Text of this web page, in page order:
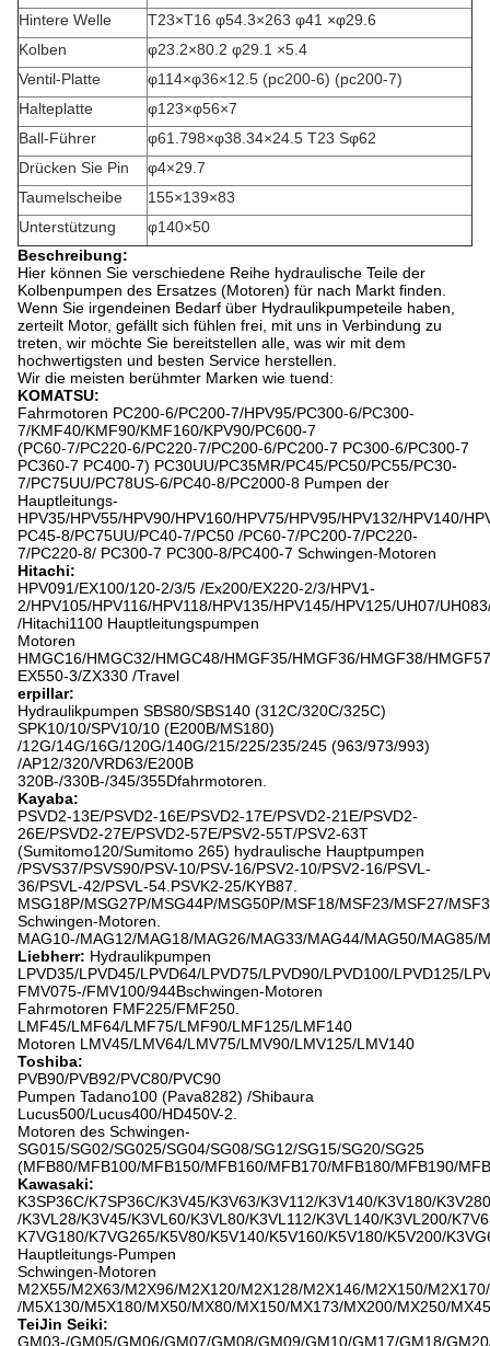
Hintere Welle
T23×T16 φ54.3×263 φ41 ×φ29.6
Kolben
φ23.2×80.2 φ29.1 ×5.4
Ventil-Platte
φ114×φ36×12.5 (pc200-6) (pc200-7)
Halteplatte
φ123×φ56×7
Ball-Führer
φ61.798×φ38.34×24.5 T23 Sφ62
Drücken Sie Pin
φ4×29.7
Taumelscheibe
155×139×83
Unterstützung
φ140×50
Beschreibung:
Hier können Sie verschiedene Reihe hydraulische Teile der
Kolbenpumpen des Ersatzes (Motoren) für nach Markt finden.
Wenn Sie irgendeinen Bedarf über Hydraulikpumpeteile haben,
zerteilt Motor, gefällt sich fühlen frei, mit uns in Verbindung zu
treten, wir möchte Sie bereitstellen alle, was wir mit dem
hochwertigsten und besten Service herstellen.
Wir die meisten berühmter Marken wie tuend:
KOMATSU:
Fahrmotoren PC200-6/PC200-7/HPV95/PC300-6/PC300-
7/KMF40/KMF90/KMF160/KPV90/PC600-7
(PC60-7/PC220-6/PC220-7/PC200-6/PC200-7 PC300-6/PC300-7
PC360-7 PC400-7) PC30UU/PC35MR/PC45/PC50/PC55/PC30-
7/PC75UU/PC78US-6/PC40-8/PC2000-8 Pumpen der
Hauptleitungs-
HPV35/HPV55/HPV90/HPV160/HPV75/HPV95/HPV132/HPV140/
PC45-8/PC75UU/PC40-7/PC50 /PC60-7/PC200-7/PC220-
7/PC220-8/ PC300-7 PC300-8/PC400-7 Schwingen-Motoren
Hitachi:
HPV091/EX100/120-2/3/5 /Ex200/EX220-2/3/HPV1-
2/HPV105/HPV116/HPV118/HPV135/HPV145/HPV125/UH07/
/Hitachi1100 Hauptleitungspumpen
Motoren
HMGC16/HMGC32/HMGC48/HMGF35/HMGF36/HMGF38/
EX550-3/ZX330 /Travel
erpillar:
Hydraulikpumpen SBS80/SBS140 (312C/320C/325C)
SPK10/10/SPV10/10 (E200B/MS180)
/12G/14G/16G/120G/140G/215/225/235/245 (963/973/993)
/AP12/320/VRD63/E200B
320B-/330B-/345/355Dfahrmotoren.
Kayaba:
PSVD2-13E/PSVD2-16E/PSVD2-17E/PSVD2-21E/PSVD2-
26E/PSVD2-27E/PSVD2-57E/PSV2-55T/PSV2-63T
(Sumitomo120/Sumitomo 265) hydraulische Hauptpumpen
/PSVS37/PSVS90/PSV-10/PSV-16/PSV2-10/PSV2-16/PSVL-
36/PSVL-42/PSVL-54.PSVK2-25/KYB87.
MSG18P/MSG27P/MSG44P/MSG50P/MSF18/MSF23/MSF27/
Schwingen-Motoren.
MAG10-/MAG12/MAG18/MAG26/MAG33/MAG44/MAG50/
Liebherr: Hydraulikpumpen
LPVD35/LPVD45/LPVD64/LPVD75/LPVD90/LPVD100/LPVD125/
FMV075-/FMV100/944Bschwingen-Motoren
Fahrmotoren FMF225/FMF250.
LMF45/LMF64/LMF75/LMF90/LMF125/LMF140
Motoren LMV45/LMV64/LMV75/LMV90/LMV125/LMV140
Toshiba:
PVB90/PVB92/PVC80/PVC90
Pumpen Tadano100 (Pava8282) /Shibaura
Lucus500/Lucus400/HD450V-2.
Motoren des Schwingen-
SG015/SG02/SG025/SG04/SG08/SG12/SG15/SG20/SG25
(MFB80/MFB100/MFB150/MFB160/MFB170/MFB180/MFB190/
Kawasaki:
K3SP36C/K7SP36C/K3V45/K3V63/K3V112/K3V140/K3V180/K3V280
/K3VL28/K3V45/K3VL60/K3VL80/K3VL112/K3VL140/K3VL200/
K7VG180/K7VG265/K5V80/K5V140/K5V160/K5V180/K5V200/
Hauptleitungs-Pumpen
Schwingen-Motoren
M2X55/M2X63/M2X96/M2X120/M2X128/M2X146/M2X150/
/M5X130/M5X180/MX50/MX80/MX150/MX173/MX200/MX250/
TeiJin Seiki:
GM03-/GM05/GM06/GM07/GM08/GM09/GM10/GM17/GM18/